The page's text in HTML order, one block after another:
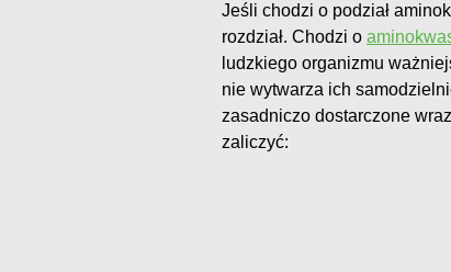
Jeśli chodzi o podział
rozdział. Chodzi o
ludzkiego organizmu
nie wytwarza ich
zasadniczo dostarczone
zaliczyć: